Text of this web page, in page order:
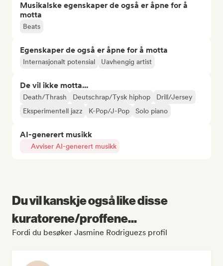
Musikalske egenskaper de også er åpne for å
motta
Beats
Egenskaper de også er åpne for å motta
Internasjonalt potensial Uavhengig artist
De vil ikke motta...
Death/Thrash Deutschrap/Tysk hiphop
Drill/Jersey
Eksperimentell jazz
K-Pop/J-Pop Solo piano
AI-generert musikk
Avviser AI-generert musikk
Du vil kanskje også like disse
kuratorene/proffene...
Fordi du besøker Jasmine Rodriguezs profil